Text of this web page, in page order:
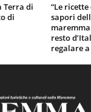
Terra di
di
“Le
sapori
resto
regalare